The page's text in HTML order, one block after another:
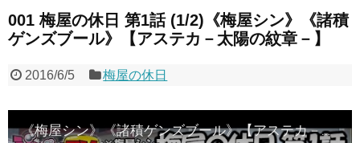
001 梅屋の休日 第1話 (1/2)《梅屋シン》《諸積
ゲンズブール》【アステカ－太陽の紋章－】
2016/6/5 梅屋の休日
《梅屋シン》《諸積ゲンズブール》【アステカ－太陽の紋章－】梅屋の休日 第1話 (1/2)[ジャンバリ.TV][パチスロ][スロット]